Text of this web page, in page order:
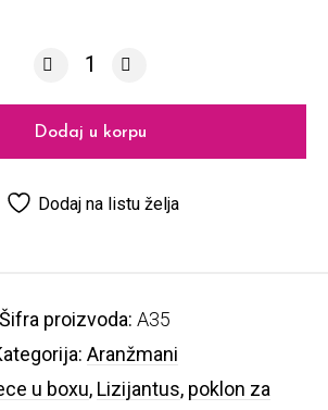
Aranžman A35 količina
Dodaj u korpu
Dodaj na listu želja
Šifra proizvoda: A35
Aranžmani
u boxu, Lizijantus, poklon za